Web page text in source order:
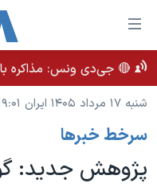
لینکهای
قابل
دسترسی
جهش
محتوای
اصلی
جهش
خانه
نسخه سبک وب‌سایت
موضوع ها
ایران
برنامه های تلویزیونی
🔴 جی‌دی ونس: مذاکره با رژیم ایران
شنبه ۱۷ مرداد ۱۴۰۵ ایران ۱۹:۰۱
سرخط خبرها
پژوهش جدید: